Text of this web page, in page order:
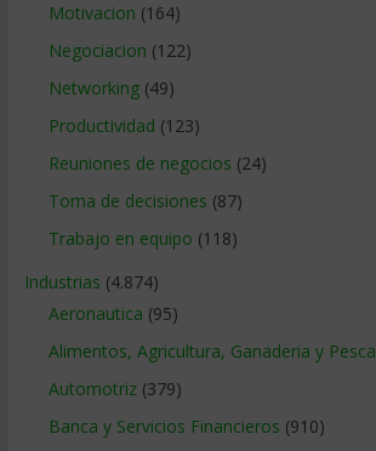
Motivacion (164)
Negociacion (122)
Networking(49)
Productividad (123)
Reuniones de negocios (24)
Toma de decisiones (87)
Trabajo en equipo (118)
Industrias (4.874)
Aeronautica (95)
Alimentos, Agricultura, Ganaderia y Pesca
Automotriz(379)
Banca y Servicios Financieros (910)